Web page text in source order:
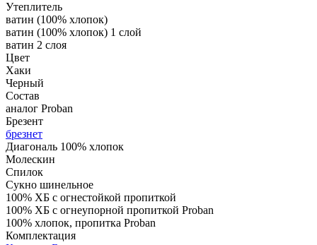
Утеплитель
ватин (100% хлопок)
ватин (100% хлопок) 1 слой
ватин 2 слоя
Цвет
Хаки
Черный
Состав
аналог Proban
Брезент
брезнет
Диагональ 100% хлопок
Молескин
Спилок
Сукно шинельное
100% ХБ с огнестойкой пропиткой
100% ХБ с огнеупорной пропиткой Proban
100% хлопок, пропитка Proban
Комплектация